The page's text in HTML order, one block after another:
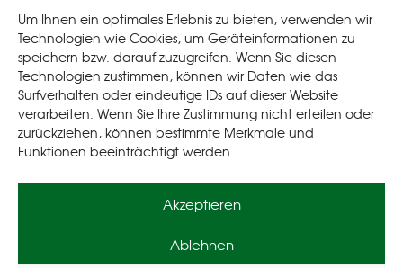
Um Ihnen ein optimales Erlebnis zu bieten, verwenden wir
Technologien wie Cookies, um Geräteinformationen zu
speichern bzw. darauf zuzugreifen. Wenn Sie diesen
Technologien zustimmen, können wir Daten wie das
Surfverhalten oder eindeutige IDs auf dieser Website
verarbeiten. Wenn Sie Ihre Zustimmung nicht erteilen oder
zurückziehen, können bestimmte Merkmale und
Funktionen beeinträchtigt werden.
Akzeptieren
Ablehnen
Legal
Privacy Policy
Cookie Policy (EU)
Terms & Conditions